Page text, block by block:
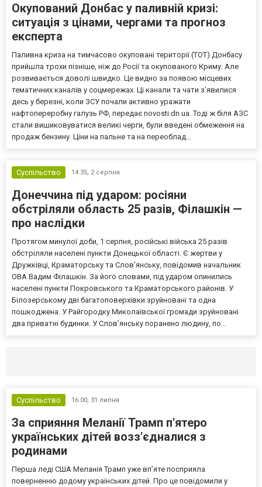
Окупований Донбас у паливній кризі:
ситуація з цінами, чергами та прогноз
експерта
Паливна криза на тимчасово окуповані території (ТОТ) Донбасу
прийшла трохи пізніше, ніж до Росії та окупованого Криму. Але
розвивається доволі швидко. Це видно за появою місцевих
тематичних каналів у соцмережах. Ці канали та чати з’явилися
десь у березні, коли ЗСУ почали активно уражати
нафтопереробну галузь РФ, передає novosti.dn.ua. Тоді ж біля АЗС
стали вишиковуватися великі черги, були введені обмеження на
продаж бензину. Ціни на пальне та на переоблад...
Суспільство 14:35, 2 серпня
Донеччина під ударом: росіяни
обстріляли область 25 разів, Філашкін —
про наслідки
Протягом минулої доби, 1 серпня, російські війська 25 разів
обстріляли населені пункти Донецької області. Є жертви у
Дружківці, Краматорську та Слов’янську, повідомив начальник
ОВА Вадим Філашкін. За його словами, під ударом опинились
населені пункти Покровського та Краматорського районів. У
Білозерському дві багатоповерхівки зруйновані та одна
пошкоджена. У Райгородку Миколаївської громади зруйновані
два приватні будинки. У Слов’янську поранено людину, по...
Суспільство 16:00, 31 липня
За сприяння Меланії Трамп п'ятеро
українських дітей возз'єдналися з
родинами
Перша леді США Меланія Трамп уже впʼяте посприяла
поверненню додому українських дітей. Про це повідомили у